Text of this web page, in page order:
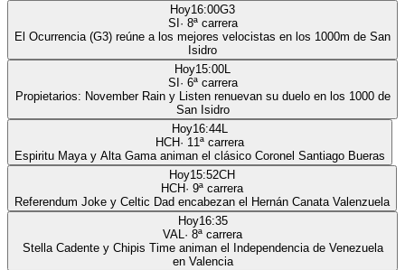
Hoy16:00G3
SI · 8ª carrera
El Ocurrencia (G3) reúne a los mejores velocistas en los 1000m de San
Isidro
Hoy15:00L
SI · 6ª carrera
Propietarios: November Rain y Listen renuevan su duelo en los 1000 de
San Isidro
Hoy16:44L
HCH· 11ª carrera
Espiritu Maya y Alta Gama animan el clásico Coronel Santiago Bueras
Hoy15:52CH
HCH· 9ª carrera
Referendum Joke y Celtic Dad encabezan el Hernán Canata Valenzuela
Hoy16:35
VAL· 8ª carrera
Stella Cadente y Chipis Time animan el Independencia de Venezuela
en Valencia